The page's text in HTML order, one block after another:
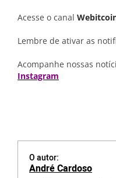
Acesse o canal
Lembre de ativar as
Acompanhe nossas
Instagram
O autor:
André Cardoso